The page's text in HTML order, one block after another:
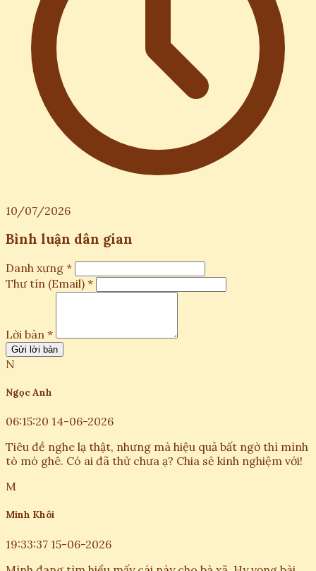
10/07/2026
Bình luận dân gian
Danh xưng *
Thư tín (Email) *
Lời bàn *
Gửi lời bàn
N
Ngọc Anh
06:15:20 14-06-2026
Tiêu đề nghe lạ thật, nhưng mà hiệu quả bất ngờ thì mình
tò mò ghê. Có ai đã thử chưa ạ? Chia sẻ kinh nghiệm với!
M
Minh Khôi
19:33:37 15-06-2026